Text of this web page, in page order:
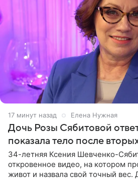
17 минут назад Елена Нужная
Дочь Розы Сябитовой
показала тело после
34-летняя Ксения Шевченко-
откровенное видео, на котором
живот и назвала свой точный вес.